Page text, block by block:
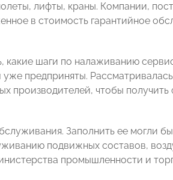
лифты, краны. Компании,
в стоимость гарантийное
какие шаги по налаживанию
предприняты.
производителей, чтобы получить
Заполнить ее могли
подвижных составов,
промышленности и